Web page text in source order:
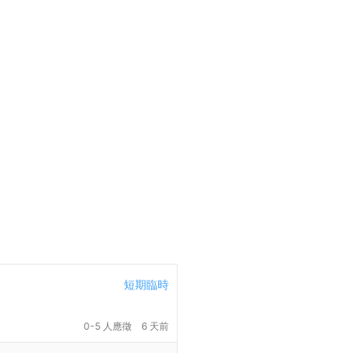
短期臨時
0-5 人應徵 6 天前